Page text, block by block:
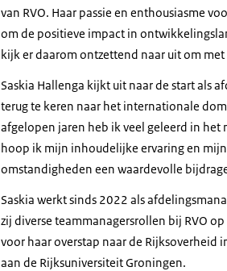
van RVO. Haar passie en enthousiasme
om de positieve impact in
kijk er daarom ontzettend naar uit om met
Saskia Hallenga kijkt uit naar de start als
terug te keren naar het internationale
afgelopen jaren heb ik veel geleerd in
hoop ik mijn inhoudelijke ervaring en
omstandigheden een waardevolle
Saskia werkt sinds 2022 als
zij diverse teammanagersrollen bij RVO
voor haar overstap naar de Rijksoverheid
aan de Rijksuniversiteit Groningen.